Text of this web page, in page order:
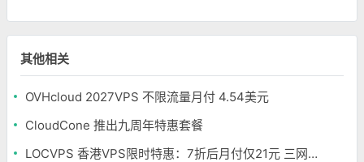
其他相关
OVHcloud 2027VPS 不限流量月付 4.54美元
CloudCone 推出九周年特惠套餐
LOCVPS 香港VPS限时特惠：7折后月付仅21元 三网优化BGP线路 可选原生IP